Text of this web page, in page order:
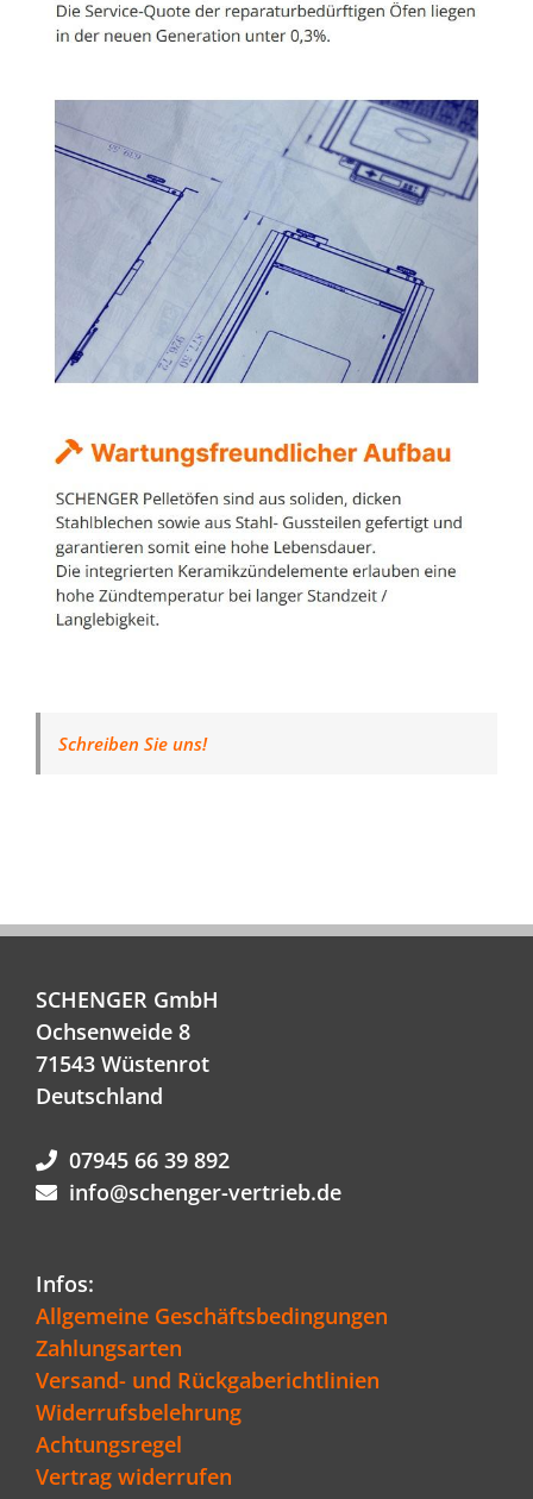
Schreiben Sie uns!
SCHENGER GmbH
Ochsenweide 8
71543 Wüstenrot
Deutschland
07945 66 39 892
info@schenger-vertrieb.de
Infos:
Allgemeine Geschäftsbedingungen
Zahlungsarten
Versand- und Rückgaberichtlinien
Widerrufsbelehrung
Achtungsregel
Vertrag widerrufen